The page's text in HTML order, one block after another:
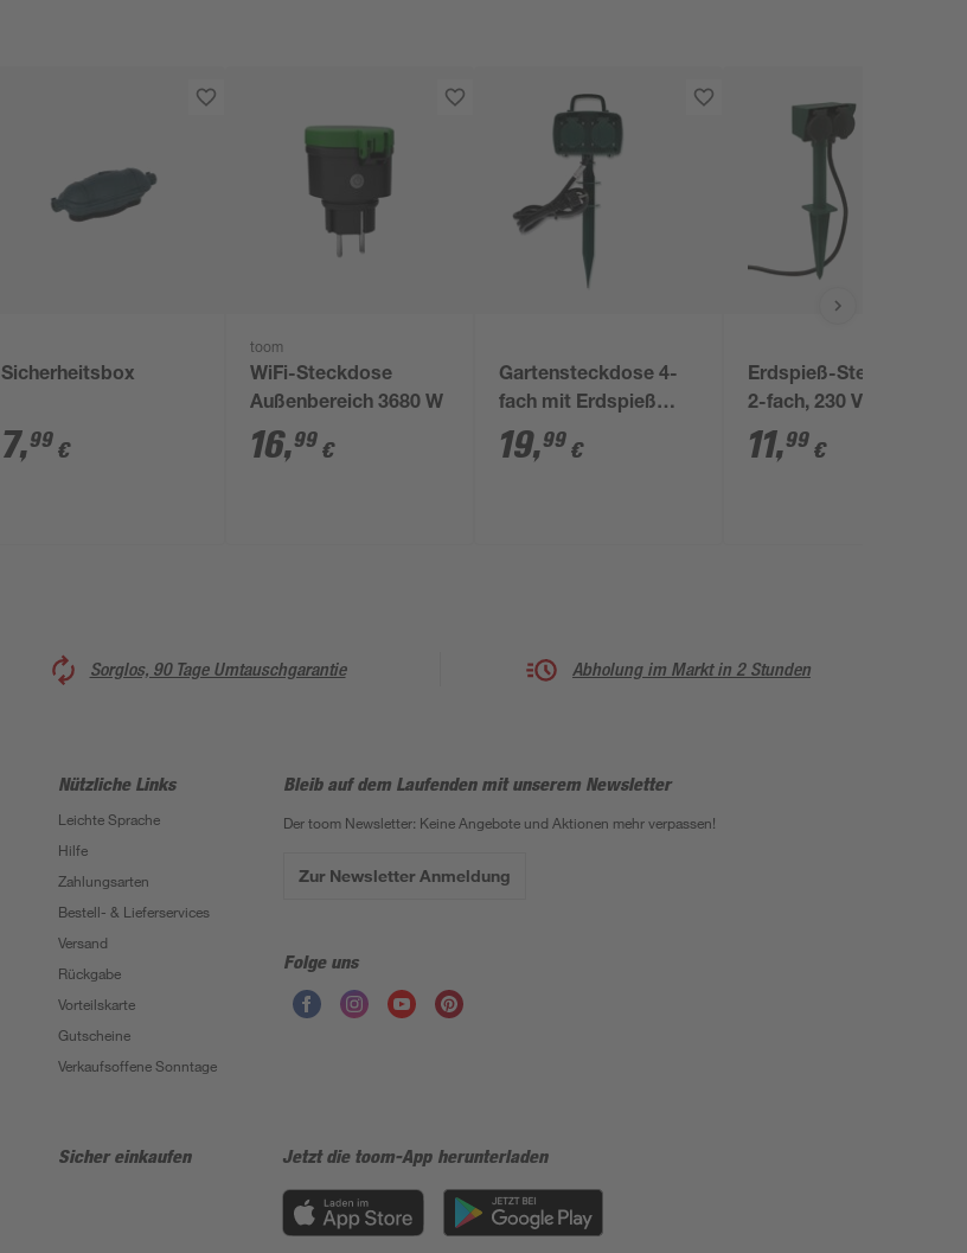
Sicherheitsbox
7,99 €
toom
WiFi-Steckdose
Außenbereich 3680 W
16,99 €
Gartensteckdose 4-
fach mit Erdspieß
grün, 1,4 m
19,99 €
Erdspieß-Steckdose,
2-fach, 230 V
11,99 €
Sorglos, 90 Tage Umtauschgarantie Abholung im Markt in 2 Stunden
Nützliche Links
Leichte Sprache
Hilfe
Zahlungsarten
Bestell- & Lieferservices
Versand
Rückgabe
Vorteilskarte
Gutscheine
Verkaufsoffene Sonntage
Bleib auf dem Laufenden mit unserem Newsletter
Der toom Newsletter: Keine Angebote und Aktionen mehr verpassen!
Zur Newsletter Anmeldung
Folge uns
Sicher einkaufen Jetzt die toom-App herunterladen